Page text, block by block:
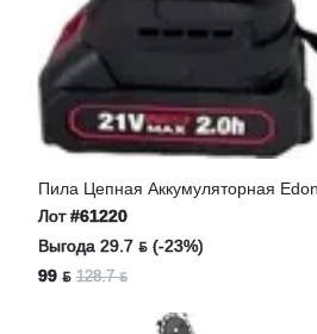
Пила Цепная Аккумуляторная
Лот#61220
Выгода 29.7 ƃ (-23%)
99 ƃ 128.7 ƃ